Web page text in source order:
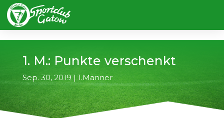
1. M.: Punkte verschenkt
Sep. 30, 2019 | 1.Männer